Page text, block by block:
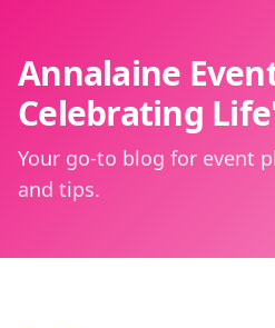
Annalaine
Celebrating
Your go-to blog for event
and tips.